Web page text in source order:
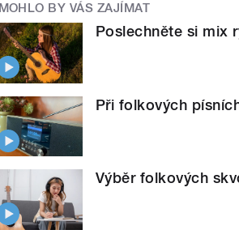
MOHLO BY VÁS ZAJÍMAT
Poslechněte si mix
Při folkových
Výběr folkových